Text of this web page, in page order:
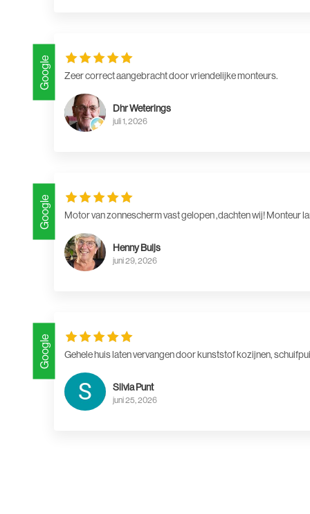
Google Zeer correct aangebracht door vriendelijke monteurs.
Dhr Weterings
juli 1, 2026
Google Motor van zonnescherm vast gelopen ,dachten wij! Monteur
Henny Buijs
juni 29, 2026
Google Gehele huis laten vervangen door kunststof kozijnen,
Silvia Punt
juni 25, 2026